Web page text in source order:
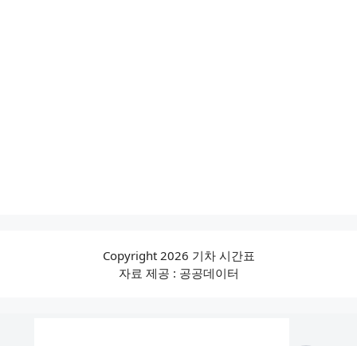
Copyright 2026 기차 시간표
자료 제공 : 공공데이터